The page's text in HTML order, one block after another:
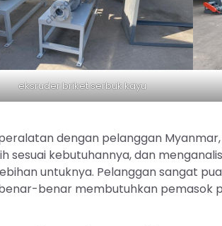
eksruder briket serbuk kayu
dengan pelanggan
sesuai kebutuhannya, dan
untuknya. Pelanggan sangat
benar membutuhkan pemasok